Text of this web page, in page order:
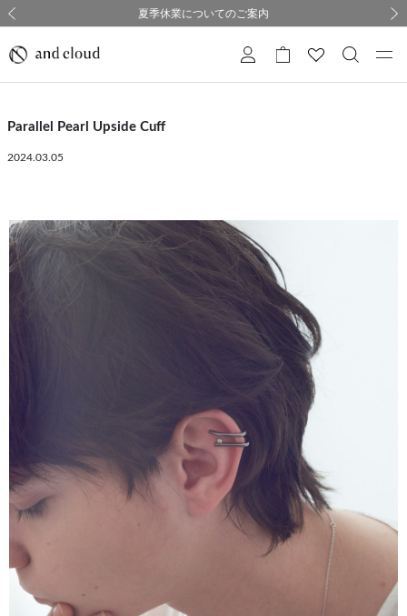
採用のご案内
熊本県熊本地方を震源とする地震の影響について
夏季休業についてのご案内
購入証明書ペーパーレス化のお知らせ
採用のご案内
熊本県熊本地方を震源とする地震の影響について
Parallel Pearl Upside Cuff
2024.03.05